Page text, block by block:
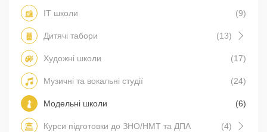
IT школи (9)
Дитячі табори (13)
Художні школи (17)
Музичні та вокальні студії (24)
Модельні школи (6)
Курси підготовки до ЗНО/НМТ та ДПА (4)